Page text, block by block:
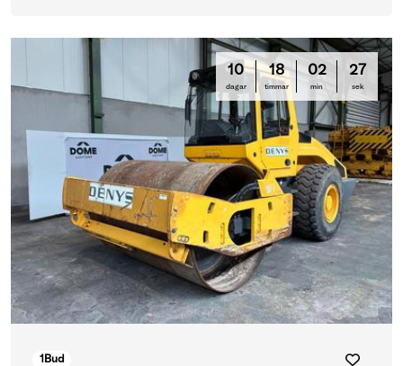
10
dagar
18
timmar
02
min
26
sek
1 Bud